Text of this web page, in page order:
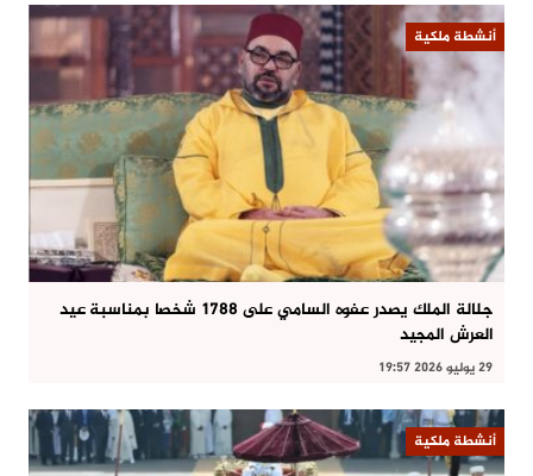
أنشطة ملكية
جلالة الملك يصدر عفوه السامي على 1788 شخصا بمناسبة عيد
العرش المجيد
29 يوليو 2026 19:57
أنشطة ملكية